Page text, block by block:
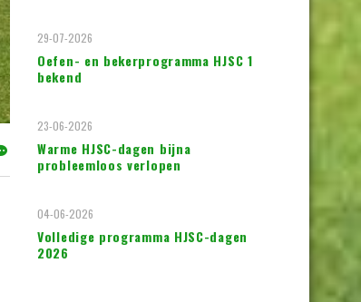
Oefen- en bekerprogramma HJSC 1
bekend
29-07-2026
Warme HJSC-dagen bijna
probleemloos verlopen
23-06-2026
Volledige programma HJSC-dagen
2026
04-06-2026